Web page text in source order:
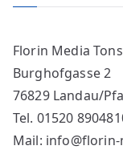
Florin Media
Burghofgasse 2
76829 Landau/
Tel. 01520
Mail: